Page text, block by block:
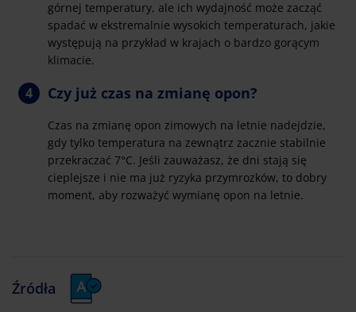
górnej temperatury, ale ich wydajność może zacząć
spadać w ekstremalnie wysokich temperaturach, jakie
występują na przykład w krajach o bardzo gorącym
klimacie.
Czy już czas na zmianę opon?
Czas na zmianę opon zimowych na letnie nadejdzie,
gdy tylko temperatura na zewnątrz zacznie stabilnie
przekraczać 7°C. Jeśli zauważasz, że dni stają się
cieplejsze i nie ma już ryzyka przymrozków, to dobry
moment, aby rozważyć wymianę opon na letnie.
Źródła